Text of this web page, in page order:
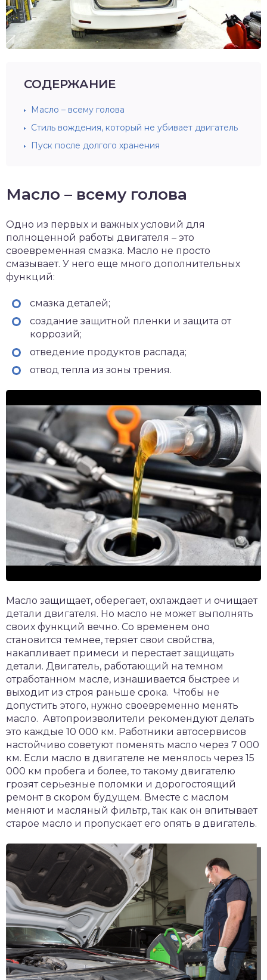
СОДЕРЖАНИЕ
Масло – всему голова
Стиль вождения, который не убивает двигатель
Пуск после долгого хранения
Масло – всему голова
Одно из первых и важных условий для
полноценной работы двигателя – это
своевременная смазка. Масло не просто
смазывает. У него еще много дополнительных
функций:
смазка деталей;
создание защитной пленки и защита от
коррозий;
отведение продуктов распада;
отвод тепла из зоны трения.
Масло защищает, оберегает, охлаждает и очищает
детали двигателя. Но масло не может выполнять
своих функций вечно. Со временем оно
становится темнее, теряет свои свойства,
накапливает примеси и перестает защищать
детали. Двигатель, работающий на темном
отработанном масле, изнашивается быстрее и
выходит из строя раньше срока. Чтобы не
допустить этого, нужно своевременно менять
масло. Автопроизволители рекомендуют делать
это каждые 10 000 км. Работники автосервисов
настойчиво советуют поменять масло через 7 000
км. Если масло в двигателе не менялось через 15
000 км пробега и более, то такому двигателю
грозят серьезные поломки и дорогостоящий
ремонт в скором будущем. Вместе с маслом
меняют и масляный фильтр, так как он впитывает
старое масло и пропускает его опять в двигатель.